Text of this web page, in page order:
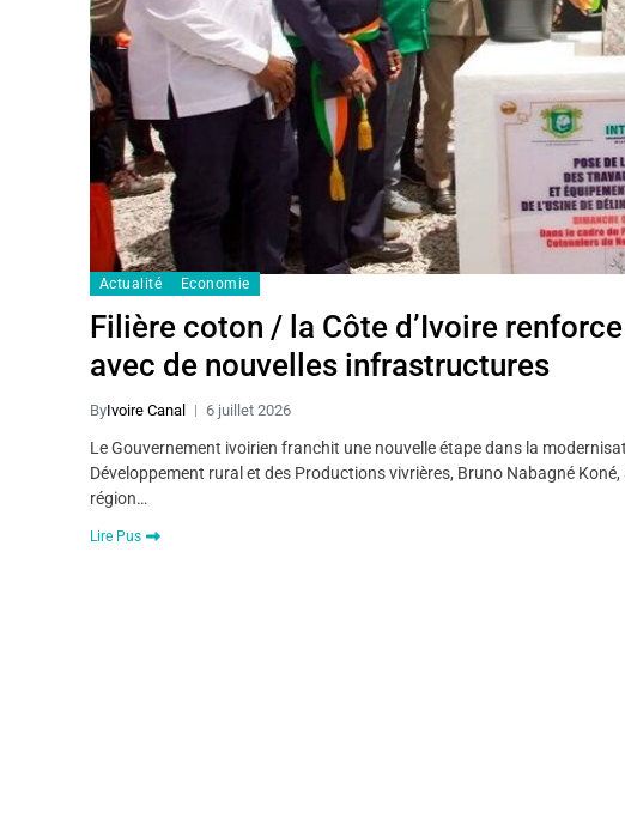
Actualité Economie
Filière coton / la Côte d’Ivoire
avec de nouvelles infrastructures
ByIvoire Canal 6 juillet 2026
Le Gouvernement ivoirien franchit une nouvelle étape dans la
Développement rural et des Productions vivrières, Bruno Nabagné
région…
Lire Pus